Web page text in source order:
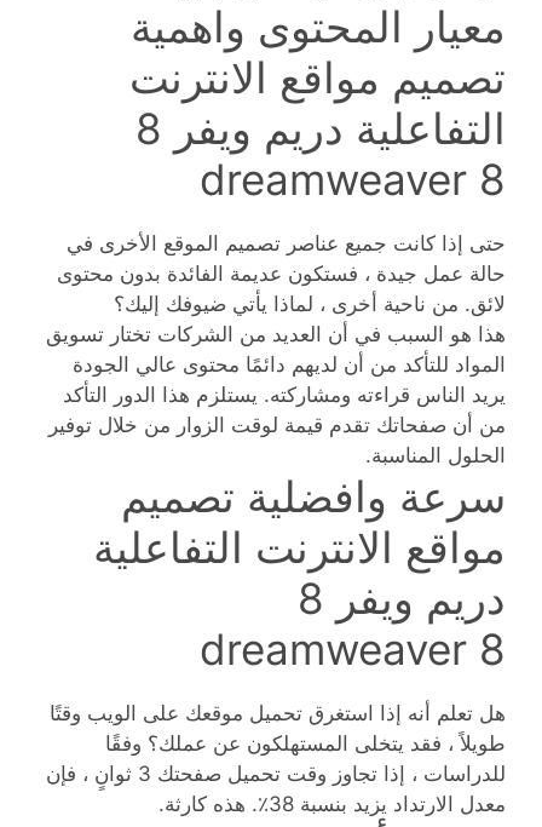
معيار المحتوى واهمية
تصميم مواقع الانترنت
التفاعلية دريم ويفر 8
dreamweaver 8
حتى إذا كانت جميع عناصر تصميم الموقع الأخرى في
حالة عمل جيدة ، فستكون عديمة الفائدة بدون محتوى
لائق. من ناحية أخرى ، لماذا يأتي ضيوفك إليك؟
هذا هو السبب في أن العديد من الشركات تختار تسويق
المواد للتأكد من أن لديهم دائمًا محتوى عالي الجودة
يريد الناس قراءته ومشاركته. يستلزم هذا الدور التأكد
من أن صفحاتك تقدم قيمة لوقت الزوار من خلال توفير
الحلول المناسبة.
سرعة وافضلية تصميم
مواقع الانترنت التفاعلية
دريم ويفر 8
dreamweaver 8
هل تعلم أنه إذا استغرق تحميل موقعك على الويب وقتًا
طويلاً ، فقد يتخلى المستهلكون عن عملك؟ وفقًا
للدراسات ، إذا تجاوز وقت تحميل صفحتك 3 ثوانٍ ، فإن
معدل الارتداد يزيد بنسبة 38٪. هذه كارثة.